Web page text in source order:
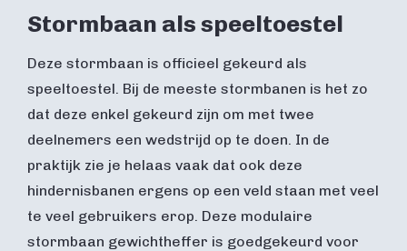
Stormbaan als speeltoestel
Deze stormbaan is officieel gekeurd als
speeltoestel. Bij de meeste stormbanen is het zo
dat deze enkel gekeurd zijn om met twee
deelnemers een wedstrijd op te doen. In de
praktijk zie je helaas vaak dat ook deze
hindernisbanen ergens op een veld staan met veel
te veel gebruikers erop. Deze modulaire
stormbaan gewichtheffer is goedgekeurd voor